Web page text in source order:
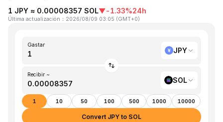
1 JPY ≈ 0.00008357 SOL▼-1.33%24h
Última actualización ： 2026/08/09 03:05 (GMT+0)
Gastar
JPY
Recibir ~
SOL
1 10 50 100 500 1000 10000
Convert JPY to SOL